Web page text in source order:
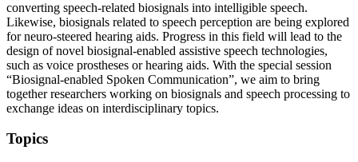
converting speech-related biosignals into intelligible speech.
Likewise, biosignals related to speech perception are being explored
for neuro-steered hearing aids. Progress in this field will lead to the
design of novel biosignal-enabled assistive speech technologies,
such as voice prostheses or hearing aids. With the special session
“Biosignal-enabled Spoken Communication”, we aim to bring
together researchers working on biosignals and speech processing to
exchange ideas on interdisciplinary topics.
Topics